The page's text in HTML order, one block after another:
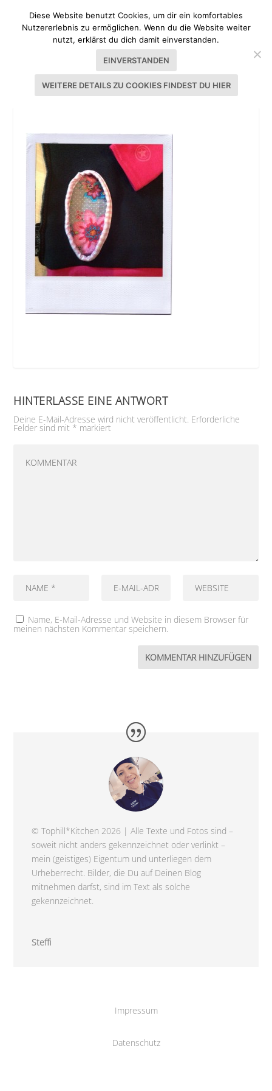
HOODY EDDA
HINTERLASSE EINE ANTWORT
Deine E-Mail-Adresse wird nicht veröffentlicht. Erforderliche
Felder sind mit * markiert
Name, E-Mail-Adresse und Website in diesem Browser für
meinen nächsten Kommentar speichern.
© Tophill*Kitchen 2026 | Alle Texte und Fotos sind –
soweit nicht anders gekennzeichnet oder verlinkt –
mein (geistiges) Eigentum und unterliegen dem
Urheberrecht. Bilder, die Du auf Deinen Blog
mitnehmen darfst, sind im Text als solche
gekennzeichnet.
Steffi
Impressum
Datenschutz
Diese Website benutzt Cookies, um dir ein komfortables
Nutzererlebnis zu ermöglichen. Wenn du die Website weiter
nutzt, erklärst du dich damit einverstanden.
EINVERSTANDEN
WEITERE DETAILS ZU COOKIES FINDEST DU HIER